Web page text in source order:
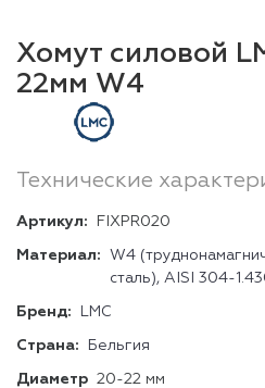
Хомут силовой
22мм W4
Технические
Артикул: FIXPR020
Материал:
W4
сталь), AISI 304-
Бренд: LMC
Страна: Бельгия
Диаметр 20-22 мм